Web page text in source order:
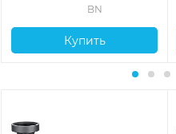
BN
Купить